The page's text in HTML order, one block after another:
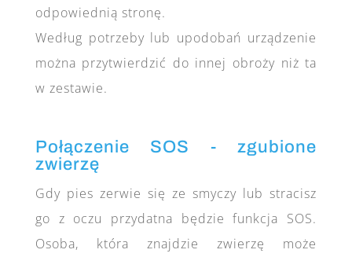
odpowiednią stronę.
Według potrzeby lub upodobań urządzenie
można przytwierdzić do innej obroży niż ta
w zestawie.
Połączenie SOS - zgubione
zwierzę
Gdy pies zerwie się ze smyczy lub stracisz
go z oczu przydatna będzie funkcja SOS.
Osoba, która znajdzie zwierzę może